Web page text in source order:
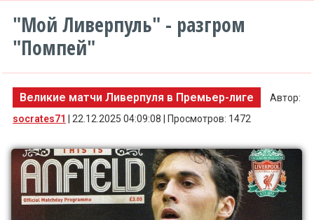
"Мой Ливерпуль" - разгром
"Помпей"
Великие матчи Ливерпуля в Премьер-лиге
Автор:
socrates71
| 22.12.2025 04:09:08 | Просмотров: 1472